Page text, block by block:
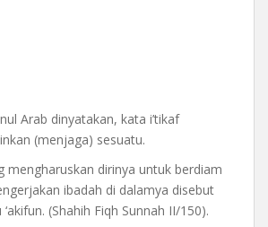
Arab dinyatakan, kata i’tikaf
(menjaga) sesuatu.
mengharuskan dirinya untuk berdiam
ibadah di dalamya disebut
‘akifun. (Shahih Fiqh Sunnah II/150).